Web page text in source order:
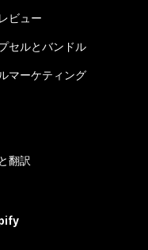
ビュー
セルとバンドル
マーケティング
翻訳